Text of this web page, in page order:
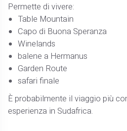
Permette di vivere:
Table Mountain
Capo di Buona Speranza
Winelands
balene a Hermanus
Garden Route
safari finale
È probabilmente il viaggio più
esperienza in Sudafrica.